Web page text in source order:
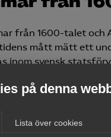
på denna
Lista över cookies
från 1600-talet och
mått mätt ett
svensk
tar svensk
måste få